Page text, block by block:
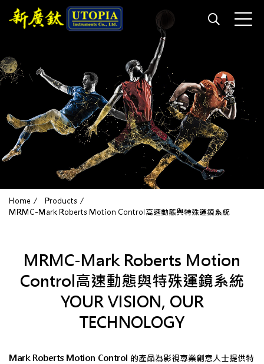
Home
Products
MRMC-Mark Roberts Motion Control高速動態與特殊運鏡系統
MRMC-Mark Roberts Motion
Control高速動態與特殊運鏡系統
YOUR VISION, OUR
TECHNOLOGY
Mark Roberts Motion Control 的產品為影視專業創意人士提供特